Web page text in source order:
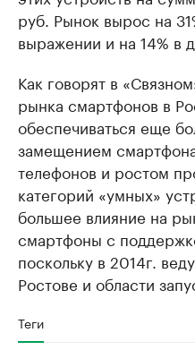
руб. Рынок вырос на
выражении и на 14% в
Как говорят в
рынка смартфонов в
обеспечиваться еще
замещением
телефонов и ростом
категорий «умных»
большее влияние на
смартфоны с
поскольку в 2014г.
Ростове и области
Теги